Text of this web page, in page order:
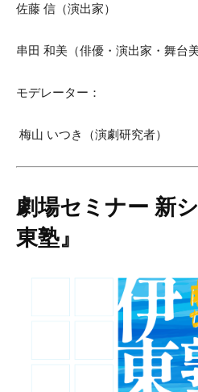
佐藤 信（演出家）
串田 和美（俳優・演出家・舞台美
モデレーター：
梅山 いつき（演劇研究者）
劇場セミナー 新
東塾』